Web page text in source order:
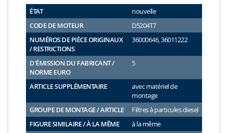
ÉTAT
nouvelle
CODE DE MOTEUR
D5204T7
NUMÉROS DE PIÈCE ORIGINAUX
/ RESTRICTIONS
36000646, 36011222
D'ÉMISSION DU FABRICANT /
NORME EURO
5
ARTICLE SUPPLÉMENTAIRE
avec matériel de
montage
GROUPE DE MONTAGE / ARTICLE
Filtres à particules diesel
FIGURE SIMILAIRE / À LA MÊME
à la même